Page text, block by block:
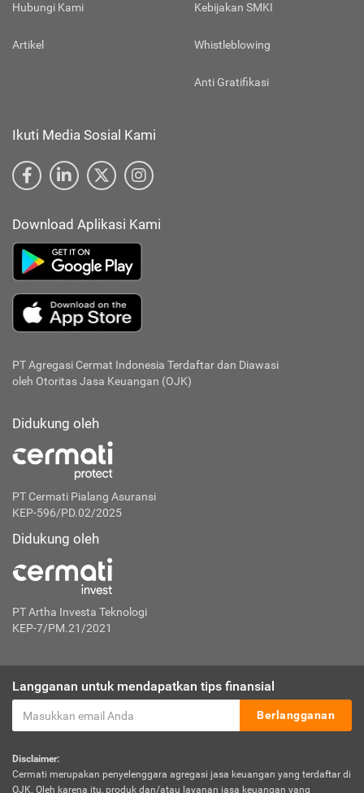
Hubungi Kami
Artikel
Kebijakan SMKI
Whistleblowing
Anti Gratifikasi
Ikuti Media Sosial Kami
Download Aplikasi Kami
PT Agregasi Cermat Indonesia Terdaftar dan Diawasi
oleh Otoritas Jasa Keuangan (OJK)
Didukung oleh
PT Cermati Pialang Asuransi
KEP-596/PD.02/2025
Didukung oleh
PT Artha Investa Teknologi
KEP-7/PM.21/2021
Langganan untuk mendapatkan tips finansial
Berlangganan
Disclaimer:
Cermati merupakan penyelenggara agregasi jasa keuangan yang terdaftar di
OJK. Oleh karena itu, produk dan/atau layanan jasa keuangan yang